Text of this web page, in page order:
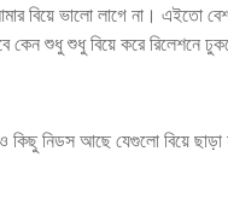
বিয়ে ভালো লাগে না। এইতো
শুধু শুধু বিয়ে করে রিলেশনে
নিডস আছে যেগুলো বিয়ে ছাড়া